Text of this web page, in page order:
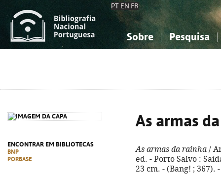
PT EN FR
Sobre Pesquisa
ENCONTRAR EM BIBLIOTECAS
BNP
PORBASE
As armas
As armas da rainha /
ed. - Porto Salvo :
23 cm. - (Bang! ; 367).